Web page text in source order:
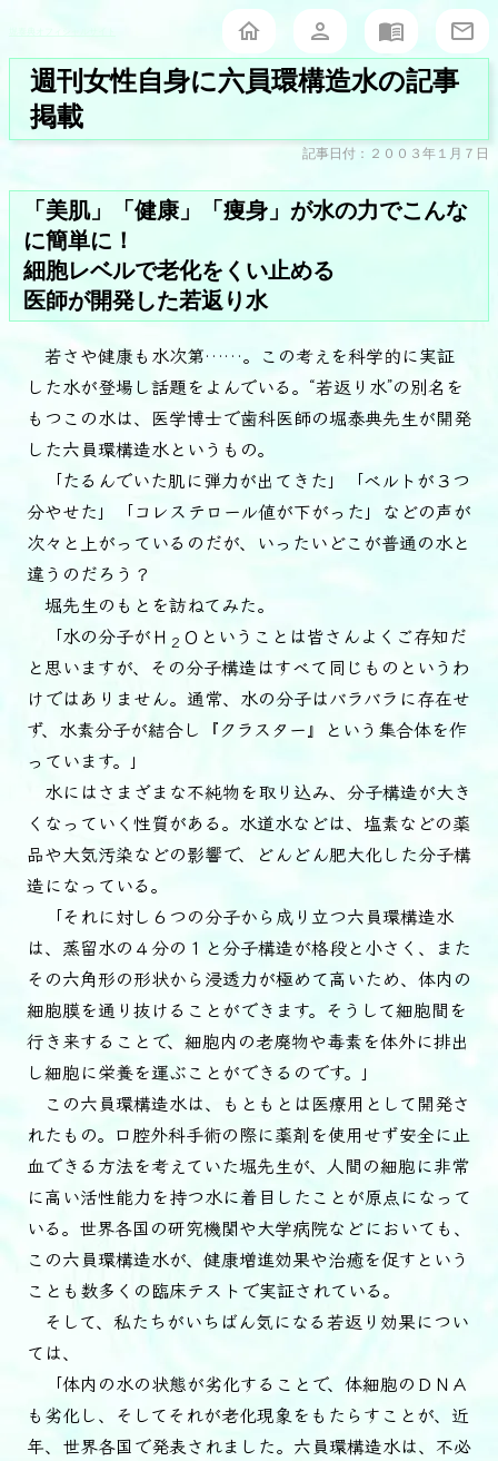
週刊女性自身に六員環構造水の記事
掲載
記事日付：２００３年１月７日
「美肌」「健康」「痩身」が水の力でこんな
に簡単に！
細胞レベルで老化をくい止める
医師が開発した若返り水
若さや健康も水次第……。この考えを科学的に実証
した水が登場し話題をよんでいる。“若返り水”の別名を
もつこの水は、医学博士で歯科医師の堀泰典先生が開発
した六員環構造水というもの。
「たるんでいた肌に弾力が出てきた」「ベルトが３つ
分やせた」「コレステロール値が下がった」などの声が
次々と上がっているのだが、いったいどこが普通の水と
違うのだろう？
堀先生のもとを訪ねてみた。
「水の分子がＨ ２ Ｏということは皆さんよくご存知だ
と思いますが、その分子構造はすべて同じものというわ
けではありません。通常、水の分子はバラバラに存在せ
ず、水素分子が結合し『クラスター』という集合体を作
っています。」
水にはさまざまな不純物を取り込み、分子構造が大き
くなっていく性質がある。水道水などは、塩素などの薬
品や大気汚染などの影響で、どんどん肥大化した分子構
造になっている。
「それに対し６つの分子から成り立つ六員環構造水
は、蒸留水の４分の１と分子構造が格段と小さく、また
その六角形の形状から浸透力が極めて高いため、体内の
細胞膜を通り抜けることができます。そうして細胞間を
行き来することで、細胞内の老廃物や毒素を体外に排出
し細胞に栄養を運ぶことができるのです。」
この六員環構造水は、もともとは医療用として開発さ
れたもの。口腔外科手術の際に薬剤を使用せず安全に止
血できる方法を考えていた堀先生が、人間の細胞に非常
に高い活性能力を持つ水に着目したことが原点になって
いる。世界各国の研究機関や大学病院などにおいても、
この六員環構造水が、健康増進効果や治癒を促すという
ことも数多くの臨床テストで実証されている。
そして、私たちがいちばん気になる若返り効果につい
ては、
「体内の水の状態が劣化することで、体細胞のＤＮＡ
も劣化し、そしてそれが老化現象をもたらすことが、近
年、世界各国で発表されました。六員環構造水は、不必